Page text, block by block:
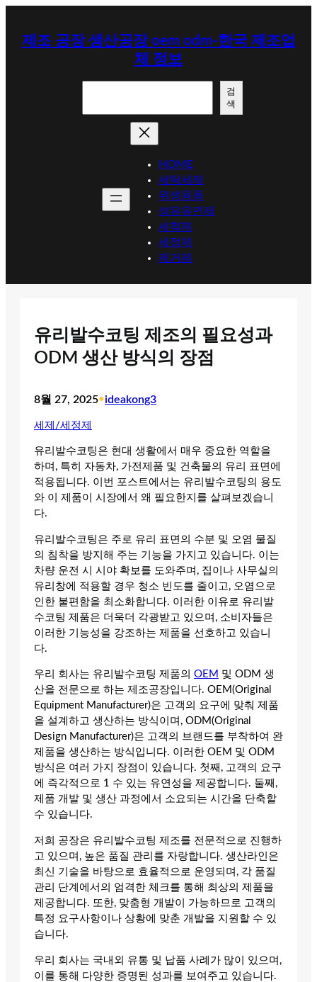
제조 공장 생산공장 oem odm-한국 제조업
체 정보
검
색
HOME
세탁세제
위생용품
섬유유연제
세척제
세정제
제거제
유리발수코팅 제조의 필요성과
ODM 생산 방식의 장점
8월 27, 2025•ideakong3
세제/세정제
유리발수코팅은 현대 생활에서 매우 중요한 역할을
하며, 특히 자동차, 가전제품 및 건축물의 유리 표면에
적용됩니다. 이번 포스트에서는 유리발수코팅의 용도
와 이 제품이 시장에서 왜 필요한지를 살펴보겠습니
다.
유리발수코팅은 주로 유리 표면의 수분 및 오염 물질
의 침착을 방지해 주는 기능을 가지고 있습니다. 이는
차량 운전 시 시야 확보를 도와주며, 집이나 사무실의
유리창에 적용할 경우 청소 빈도를 줄이고, 오염으로
인한 불편함을 최소화합니다. 이러한 이유로 유리발
수코팅 제품은 더욱더 각광받고 있으며, 소비자들은
이러한 기능성을 강조하는 제품을 선호하고 있습니
다.
우리 회사는 유리발수코팅 제품의 OEM 및 ODM 생
산을 전문으로 하는 제조공장입니다. OEM(Original
Equipment Manufacturer)은 고객의 요구에 맞춰 제품
을 설계하고 생산하는 방식이며, ODM(Original
Design Manufacturer)은 고객의 브랜드를 부착하여 완
제품을 생산하는 방식입니다. 이러한 OEM 및 ODM
방식은 여러 가지 장점이 있습니다. 첫째, 고객의 요구
에 즉각적으로 1 수 있는 유연성을 제공합니다. 둘째,
제품 개발 및 생산 과정에서 소요되는 시간을 단축할
수 있습니다.
저희 공장은 유리발수코팅 제조를 전문적으로 진행하
고 있으며, 높은 품질 관리를 자랑합니다. 생산라인은
최신 기술을 바탕으로 효율적으로 운영되며, 각 품질
관리 단계에서의 엄격한 체크를 통해 최상의 제품을
제공합니다. 또한, 맞춤형 개발이 가능하므로 고객의
특정 요구사항이나 상황에 맞춘 개발을 지원할 수 있
습니다.
우리 회사는 국내외 유통 및 납품 사례가 많이 있으며,
이를 통해 다양한 증명된 성과를 보여주고 있습니다.